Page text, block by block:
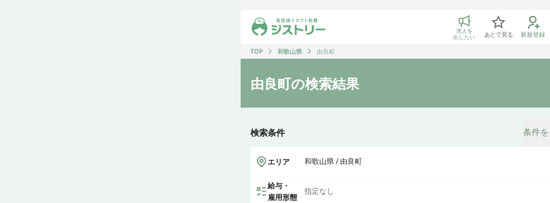
ジストリー 看護師の転職マッチング
求人を
出したい あとで見る
新規登録
TOP
和歌山県 由良町
由良町の検索結果
検索条件 条件
エリア 和歌山県 / 由良町
給与・
雇用形態
指定なし